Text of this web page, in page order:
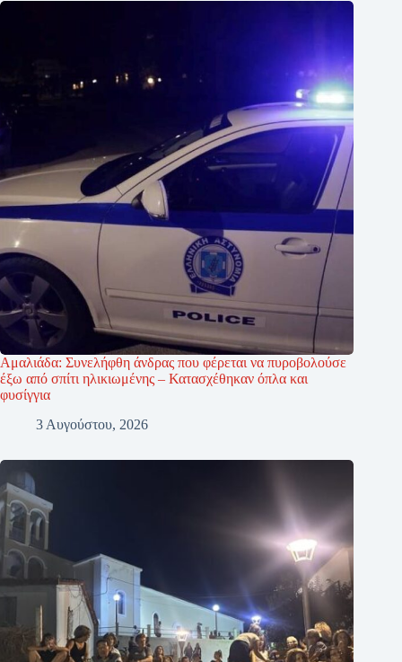
Αμαλιάδα: Συνελήφθη άνδρας που φέρεται να πυροβολούσε
έξω από σπίτι ηλικιωμένης – Κατασχέθηκαν όπλα και
φυσίγγια
3 Αυγούστου, 2026